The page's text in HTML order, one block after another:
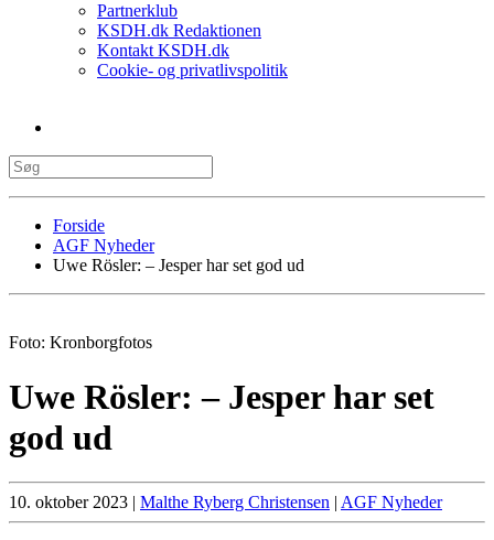
Partnerklub
KSDH.dk Redaktionen
Kontakt KSDH.dk
Cookie- og privatlivspolitik
Forside
AGF Nyheder
Uwe Rösler: – Jesper har set god ud
Foto: Kronborgfotos
Uwe Rösler: – Jesper har set
god ud
10. oktober 2023 | Malthe Ryberg Christensen | AGF Nyheder